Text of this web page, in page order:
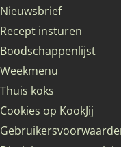
Nieuwsbrief
Recept insturen
Boodschappenlijst
Weekmenu
Thuis koks
Cookies op KookJij